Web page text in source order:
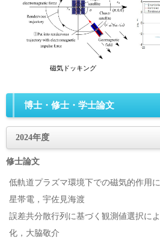
博士・修士・学士論文
2024年度
修士論文
低軌道プラズマ環境下での磁気的作用
星帯電，宇佐見海渡
誤差共分散行列に基づく観測値選択に
化，大脇敬介